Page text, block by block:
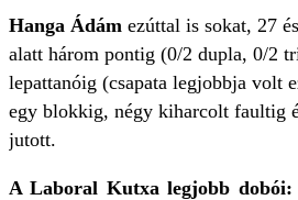
Hanga Ádám ezúttal is sokat, 27
alatt három pontig (0/2 dupla, 0/2
lepattanóig (csapata legjobbja volt
egy blokkig, négy kiharcolt faultig
jutott.
A Laboral Kutxa legjobb